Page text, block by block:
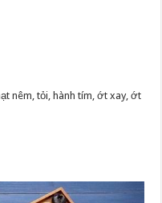
nêm, tỏi, hành tím, ớt xay, ớt